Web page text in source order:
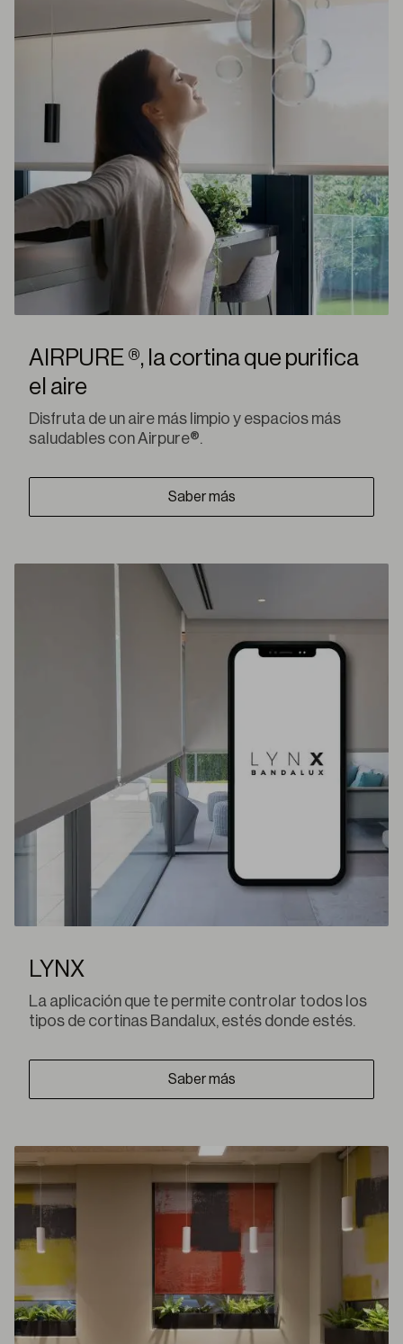
AIRPURE ®, la cortina que purifica
el aire
Disfruta de un aire más limpio y espacios más
saludables con Airpure®.
Saber más
LYNX
La aplicación que te permite controlar todos los
tipos de cortinas Bandalux, estés donde estés.
Saber más